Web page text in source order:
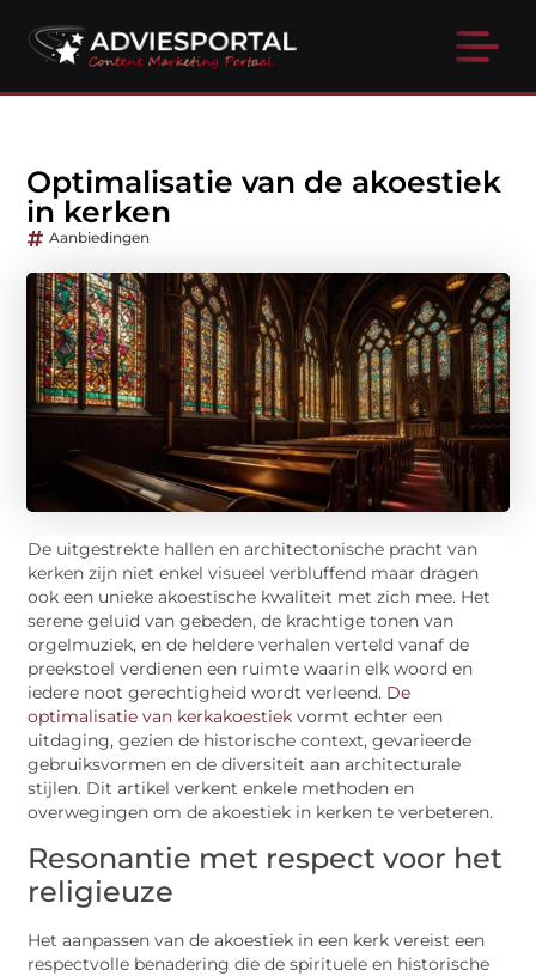
Optimalisatie van de akoestiek
in kerken
Aanbiedingen
De uitgestrekte hallen en architectonische pracht van
kerken zijn niet enkel visueel verbluffend maar dragen
ook een unieke akoestische kwaliteit met zich mee. Het
serene geluid van gebeden, de krachtige tonen van
orgelmuziek, en de heldere verhalen verteld vanaf de
preekstoel verdienen een ruimte waarin elk woord en
iedere noot gerechtigheid wordt verleend. De
optimalisatie van kerkakoestiek vormt echter een
uitdaging, gezien de historische context, gevarieerde
gebruiksvormen en de diversiteit aan architecturale
stijlen. Dit artikel verkent enkele methoden en
overwegingen om de akoestiek in kerken te verbeteren.
Resonantie met respect voor het
religieuze
Het aanpassen van de akoestiek in een kerk vereist een
respectvolle benadering die de spirituele en historische